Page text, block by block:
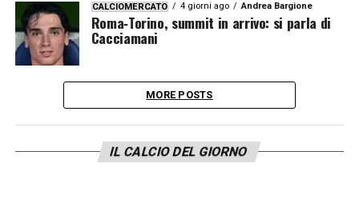
CALCIOMERCATO 4 giorni ago Andrea Bargione
Roma‑Torino, summit in arrivo: si parla di
Cacciamani
MORE POSTS
IL CALCIO DEL GIORNO